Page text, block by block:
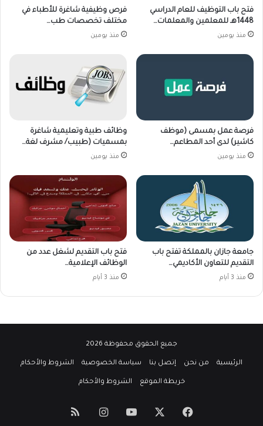
فتح باب التوظيف للعام الدراسي
1448هـ للمعلمين والمعلمات…
منذ يومين
فرص وظيفية شاغرة للأطباء في
مختلف تخصصات طب…
منذ يومين
فرصة عمل بمسمى (موظف
كاشير) لدى أحد المطاعم…
منذ يومين
وظائف طبية وتعليمية شاغرة
بمسميات (طبيب/ مشرف لغة…
منذ يومين
جامعة جازان بالمملكة تفتح باب
التقديم للتعاون الأكاديمي…
منذ 3 أيام
فتح باب التقديم لشغل عدد من
الوظائف الإعلامية…
منذ 3 أيام
جميع الحقوق محفوظة 2026
الرئيسية من نحن إتصل بنا سياسة الخصوصية الشروط والأحكام
خريطة الموقع الشروط والأحكام
فيسبوك ‫YouTubeانستقرامملخص